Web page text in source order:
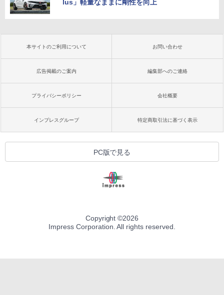
lus」軽量なままに剛性を向上
本サイトのご利用について お問い合わせ
広告掲載のご案内 編集部へのご連絡
プライバシーポリシー 会社概要
インプレスグループ 特定商取引法に基づく表示
PC版で見る
Copyright ©2026
Impress Corporation. All rights reserved.